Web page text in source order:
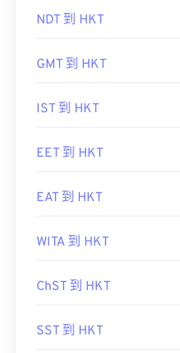
NDT 到 HKT
GMT 到 HKT
IST 到 HKT
EET 到 HKT
EAT 到 HKT
WITA 到 HKT
ChST 到 HKT
SST 到 HKT